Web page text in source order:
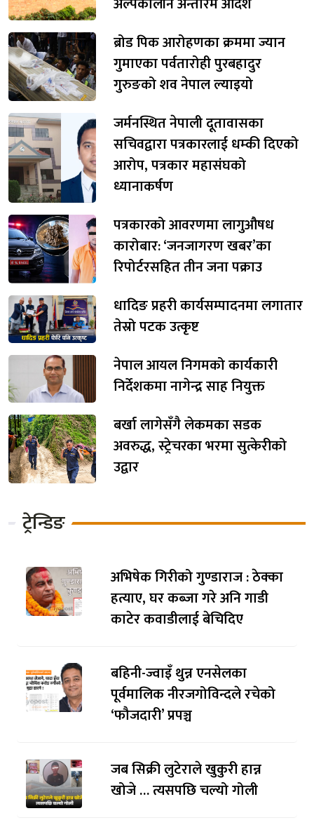
ब्रोड पिक आरोहणका क्रममा ज्यान
गुमाएका पर्वतारोही पुरबहादुर
गुरुङको शव नेपाल ल्याइयो
जर्मनस्थित नेपाली दूतावासका
सचिवद्वारा पत्रकारलाई धम्की दिएको
आरोप, पत्रकार महासंघको
ध्यानाकर्षण
पत्रकारको आवरणमा लागुऔषध
कारोबार: ‘जनजागरण खबर’का
रिपोर्टरसहित तीन जना पक्राउ
धादिङ प्रहरी कार्यसम्पादनमा लगातार
तेस्रो पटक उत्कृष्ट
नेपाल आयल निगमको कार्यकारी
निर्देशकमा नागेन्द्र साह नियुक्त
बर्खा लागेसँगै लेकमका सडक
अवरुद्ध, स्ट्रेचरका भरमा सुत्केरीको
उद्वार
ट्रेन्डिङ
अभिषेक गिरीको गुण्डाराज : ठेक्का
हत्याए, घर कब्जा गरे अनि गाडी
काटेर कवाडीलाई बेचिदिए
बहिनी-ज्वाइँ थुन्न एनसेलका
पूर्वमालिक नीरजगोविन्दले रचेको
‘फौजदारी’ प्रपञ्च
जब सिक्री लुटेराले खुकुरी हान्न
खोजे … त्यसपछि चल्यो गोली